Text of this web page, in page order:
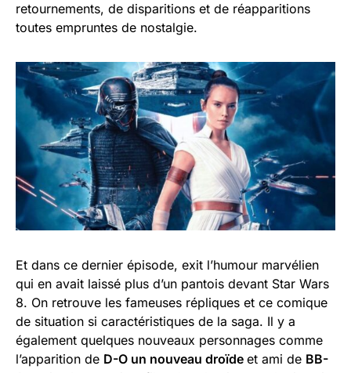
retournements, de disparitions et de réapparitions
toutes empruntes de nostalgie.
Et dans ce dernier épisode, exit l’humour marvélien
qui en avait laissé plus d’un pantois devant Star Wars
8. On retrouve les fameuses répliques et ce comique
de situation si caractéristiques de la saga. Il y a
également quelques nouveaux personnages comme
l’apparition de D-O un nouveau droïde et ami de BB-